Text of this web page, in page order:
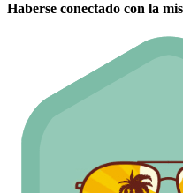
Haberse conectado con la